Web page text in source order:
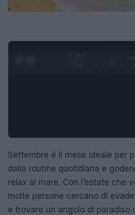
0:29 /
Settembre è il mese ideale per
dalla routine quotidiana e
relax al mare. Con l’estate che
molte persone cercano di
e trovare un angolo di paradiso